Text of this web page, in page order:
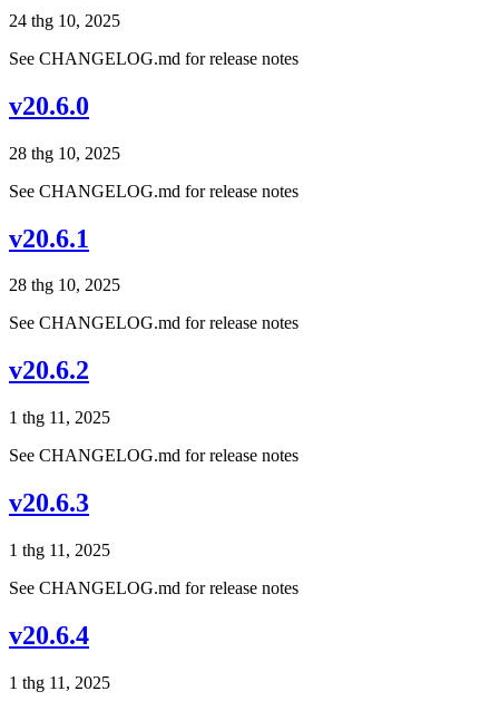
24 thg 10, 2025
See CHANGELOG.md for release notes
v20.6.0
28 thg 10, 2025
See CHANGELOG.md for release notes
v20.6.1
28 thg 10, 2025
See CHANGELOG.md for release notes
v20.6.2
1 thg 11, 2025
See CHANGELOG.md for release notes
v20.6.3
1 thg 11, 2025
See CHANGELOG.md for release notes
v20.6.4
1 thg 11, 2025